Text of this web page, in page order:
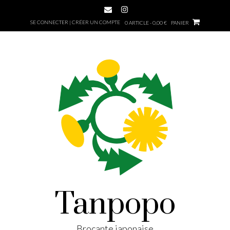
SE CONNECTER | CRÉER UN COMPTE 0 ARTICLE - 0,00 € PANIER
Tanpopo